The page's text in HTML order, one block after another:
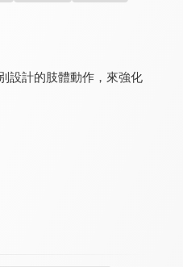
設計的肢體動作，來強化